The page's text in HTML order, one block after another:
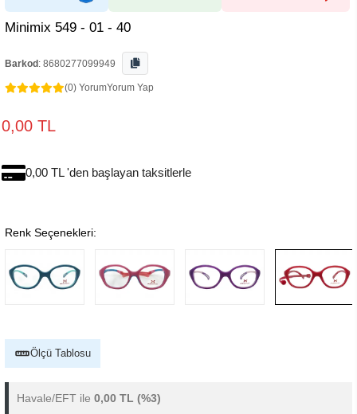
Minimix 549 - 01 - 40
Barkod : 8680277099949
(0) YorumYorum Yap
0,00 TL
0,00 TL 'den başlayan taksitlerle
Renk Seçenekleri:
Ölçü Tablosu
Havale/EFT ile 0,00 TL (%3)